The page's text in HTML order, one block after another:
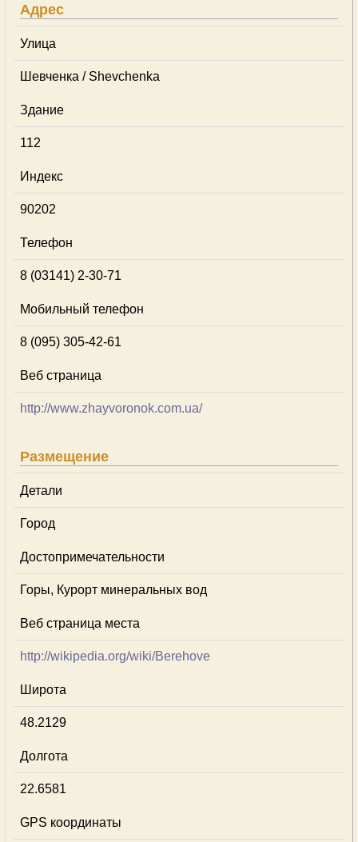
Адрес
Улица
Шевченка / Shevchenka
Здание
112
Индекс
90202
Телефон
8 (03141) 2-30-71
Мобильный телефон
8 (095) 305-42-61
Веб страница
http://www.zhayvoronok.com.ua/
Размещение
Детали
Город
Достопримечательности
Горы, Курорт минеральных вод
Веб страница места
http://wikipedia.org/wiki/Berehove
Широта
48.2129
Долгота
22.6581
GPS координаты